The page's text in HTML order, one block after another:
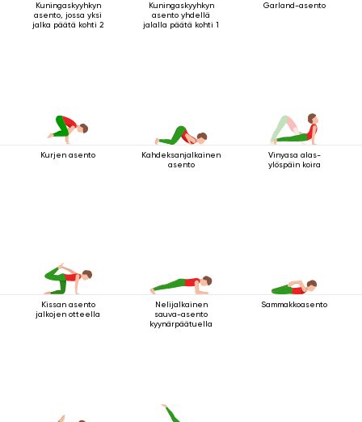
Kuningaskyyhkyn
asento, jossa yksi
jalka päätä kohti 2
Kuningaskyyhkyn
asento yhdellä
jalalla päätä kohti 1
Garland-asento
Kurjen asento
Kahdeksanjalkainen
asento
Vinyasa alas-
ylöspäin koira
Kissan asento
jalkojen otteella
Nelijalkainen
sauva-asento
kyynärpäätuella
Sammakkoasento